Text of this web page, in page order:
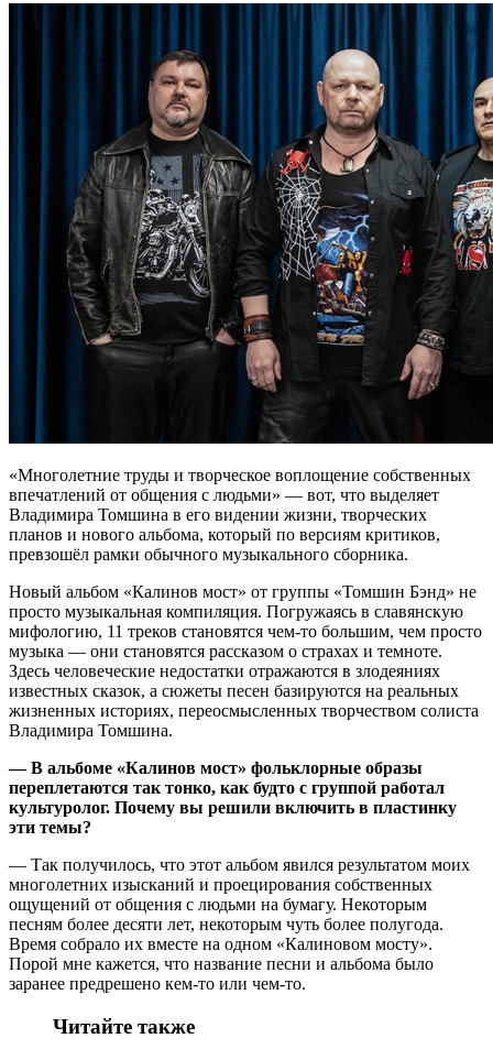
«Многолетние труды и творческое воплощение собственных
впечатлений от общения с людьми» — вот, что выделяет
Владимира Томшина в его видении жизни, творческих
планов и нового альбома, который по версиям критиков,
превзошёл рамки обычного музыкального сборника.
Новый альбом «Калинов мост» от группы «Томшин Бэнд» не
просто музыкальная компиляция. Погружаясь в славянскую
мифологию, 11 треков становятся чем-то большим, чем просто
музыка — они становятся рассказом о страхах и темноте.
Здесь человеческие недостатки отражаются в злодеяниях
известных сказок, а сюжеты песен базируются на реальных
жизненных историях, переосмысленных творчеством солиста
Владимира Томшина.
— В альбоме «Калинов мост» фольклорные образы
переплетаются так тонко, как будто с группой работал
культуролог. Почему вы решили включить в пластинку
эти темы?
— Так получилось, что этот альбом явился результатом моих
многолетних изысканий и проецирования собственных
ощущений от общения с людьми на бумагу. Некоторым
песням более десяти лет, некоторым чуть более полугода.
Время собрало их вместе на одном «Калиновом мосту».
Порой мне кажется, что название песни и альбома было
заранее предрешено кем-то или чем-то.
Читайте также